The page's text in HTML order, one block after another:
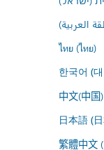
العربية)
ไทย (ไทย)
한국어 (
中文(中国)
日本語 (
繁體中文